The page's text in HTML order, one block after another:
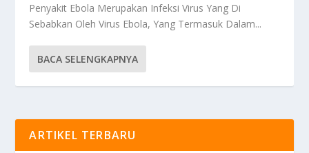
Penyakit Ebola Merupakan Infeksi Virus Yang Di
Sebabkan Oleh Virus Ebola, Yang Termasuk Dalam...
BACA SELENGKAPNYA
ARTIKEL TERBARU